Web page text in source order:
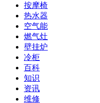
按摩椅
热水器
空气能
燃气灶
壁挂炉
冷柜
百科
知识
资讯
维修